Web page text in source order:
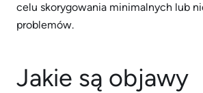
celu skorygowania minimalnych lub
problemów.
Jakie są objawy